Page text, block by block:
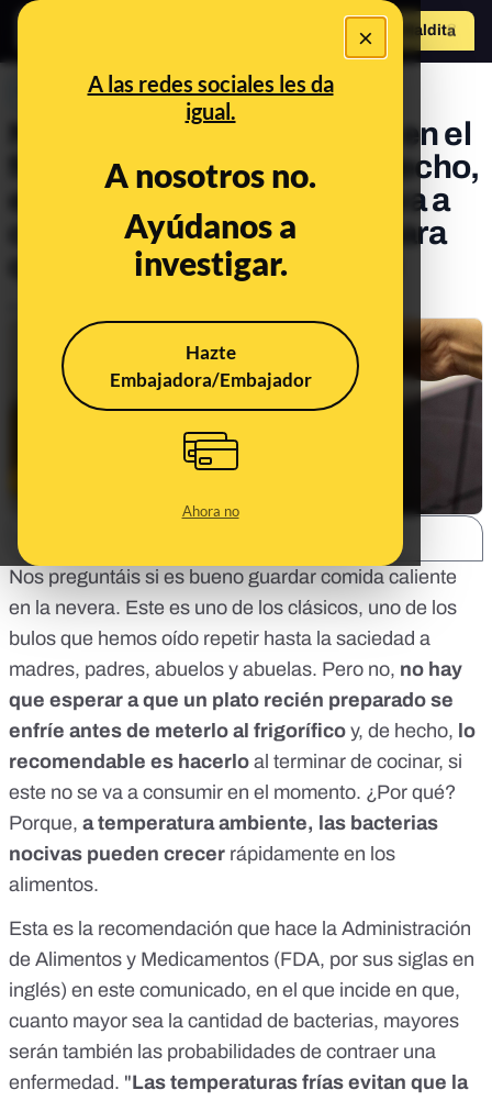
×
A las redes sociales les da
igual.
A nosotros no.
Ayúdanos a
investigar.
Hazte
Embajadora/Embajador
Ahora no
Hazte Maldito
PREBUNKING
No, meter comida caliente en el
frigorífico no es malo (de hecho,
es recomendable si no se va a
consumir en el momento para
que no acumule bacterias)
Nos preguntáis si es bueno guardar comida caliente
en la nevera. Este es uno de los clásicos, uno de los
bulos que hemos oído repetir hasta la saciedad a
madres, padres, abuelos y abuelas. Pero no, no hay
que esperar a que un plato recién preparado se
enfríe antes de meterlo al frigorífico y, de hecho, lo
recomendable es hacerlo al terminar de cocinar, si
este no se va a consumir en el momento. ¿Por qué?
Porque, a temperatura ambiente, las bacterias
nocivas pueden crecer rápidamente en los
alimentos.
Esta es la recomendación que hace la Administración
de Alimentos y Medicamentos (FDA, por sus siglas en
inglés) en este comunicado, en el que incide en que,
cuanto mayor sea la cantidad de bacterias, mayores
serán también las probabilidades de contraer una
enfermedad. "Las temperaturas frías evitan que la